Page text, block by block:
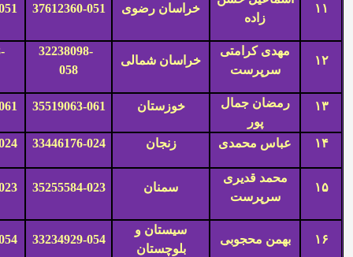
۱۱
زاده
خراسان رضوی 37612360-051
۱۲
مهدی کرامتی
سرپرست
خراسان شمالی
32238098-
058
۱۳
رمضان جمال
پور
خوزستان 35519063-061
۱۴ عباس محمدی زنجان 33446176-024
۱۵
محمد قدیری
سرپرست
سمنان 35255584-023
۱۶ بهمن محجوبی
سیستان و
بلوچستان
33234929-054